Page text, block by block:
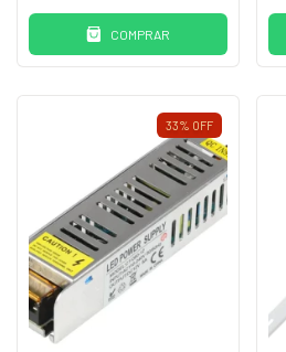
COMPRAR
33% OFF